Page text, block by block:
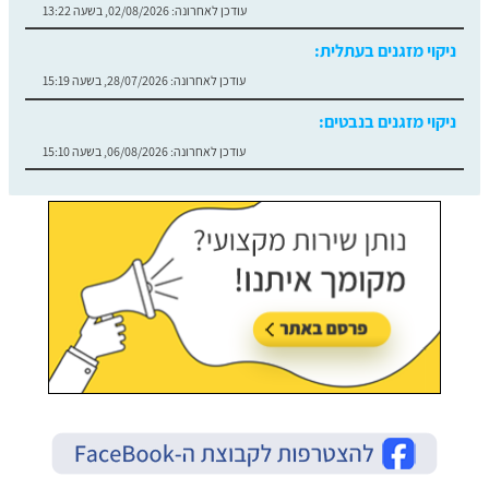
עודכן לאחרונה: 02/08/2026, בשעה 13:22
ניקוי מזגנים בעתלית:
עודכן לאחרונה: 28/07/2026, בשעה 15:19
ניקוי מזגנים בנבטים:
עודכן לאחרונה: 06/08/2026, בשעה 15:10